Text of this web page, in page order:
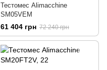
Тестомес Alimacchine
SM05VEM
61 404 грн 72 240 грн